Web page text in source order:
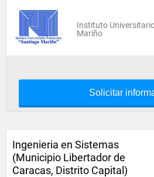
Instituto
Mariño
Solicitar
Ingenieria en Sistemas
(Municipio Libertador de
Caracas, Distrito Capital)